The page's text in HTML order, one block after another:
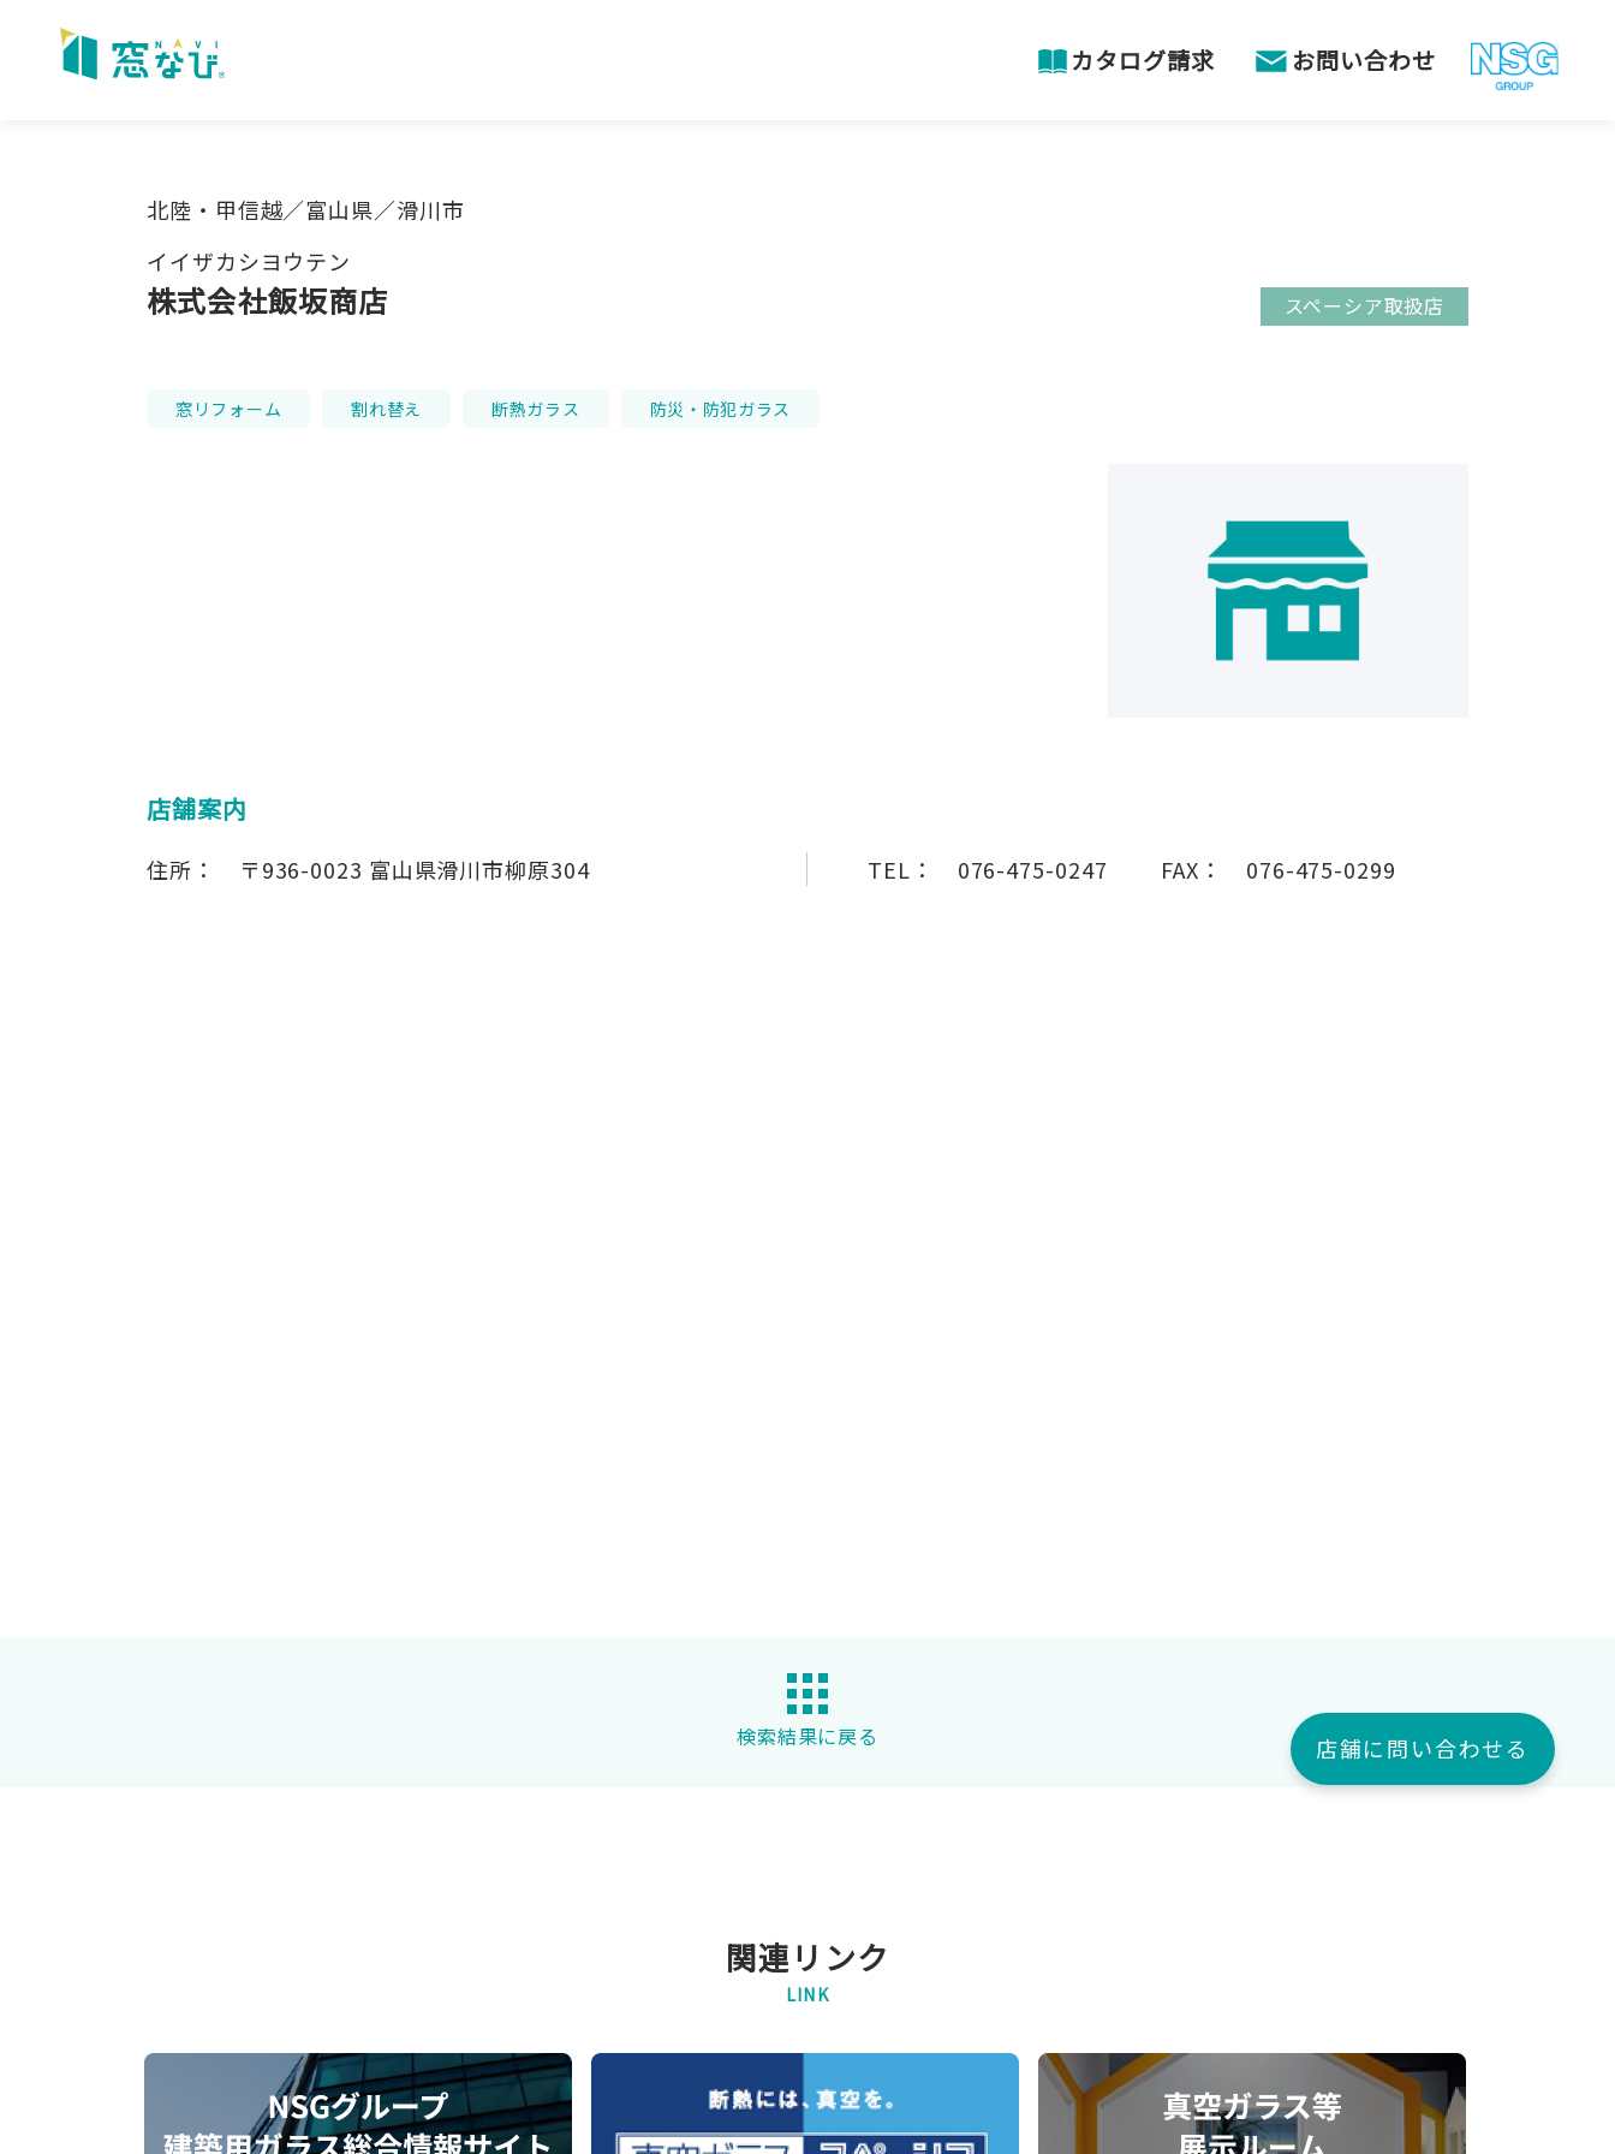
content
カタログ請求 お問い合わせ
北陸・甲信越／富山県／滑川市
イイザカシヨウテン
株式会社飯坂商店 スペーシア取扱店
窓リフォーム 割れ替え 断熱ガラス 防災・防犯ガラス
店舗案内
住所： 〒936-0023 富山県滑川市柳原304 TEL： 076-475-0247 FAX： 076-475-0299
検索結果に戻る
関連リンク
LINK
店舗に問い合わせる